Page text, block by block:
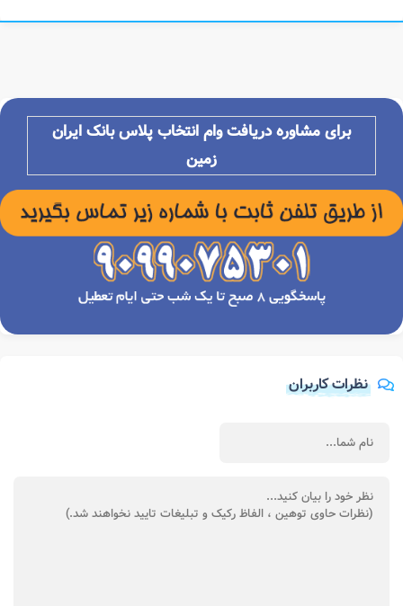
برای مشاوره دریافت وام انتخاب پلاس بانک ایران
زمین
نظرات کاربران